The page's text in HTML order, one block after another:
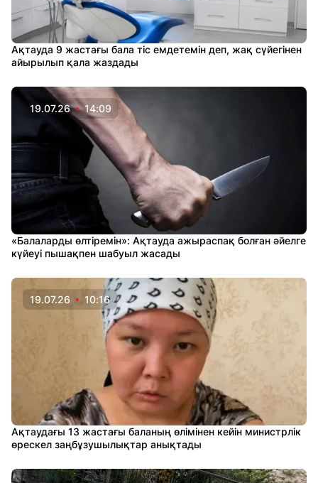
Ақтауда 9 жастағы бала тіс емдетемін деп, жақ сүйегінен
айырылып қала жаздады
19.07.26 14:09
«Балаларды өлтіремін»: Ақтауда ажыраспақ болған әйелге
күйеуі пышақпен шабуыл жасады
19.07.26 10:16
Ақтаудағы 13 жастағы баланың өлімінен кейін министрлік
өрескел заңбұзушылықтар анықтады